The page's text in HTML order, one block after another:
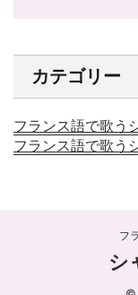
カテゴリー
フランス語で歌う
フランス語で歌う
フ
シ